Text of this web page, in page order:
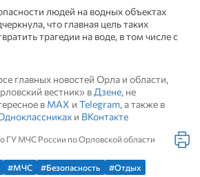
людей на водных объектах
что главная цель таких
трагедии на воде, в том числе с
главных новостей Орла и области,
вестник» в Дзене, не
в MAX и Telegram, а также в
и ВКонтакте
ГУ МЧС России по Орловской области
#МЧС #Безопасность #Отдых